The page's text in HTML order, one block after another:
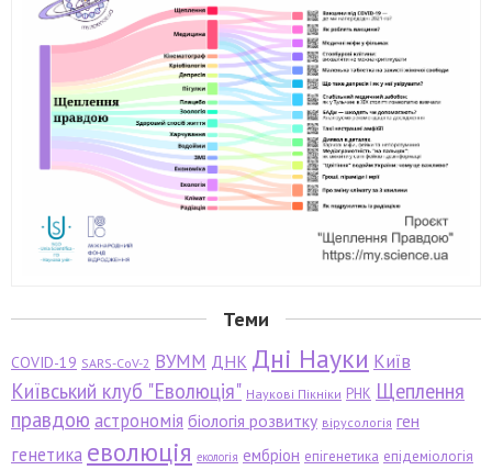
Теми
COVID-19 SARS-CoV-2 ВУММ ДНК Дні Науки Київ
Київський клуб "Еволюція" Наукові Пікніки РНК Щеплення
правдою астрономія біологія розвитку вірусологія ген
генетика еволюція екологія ембріон епігенетика епідеміологія